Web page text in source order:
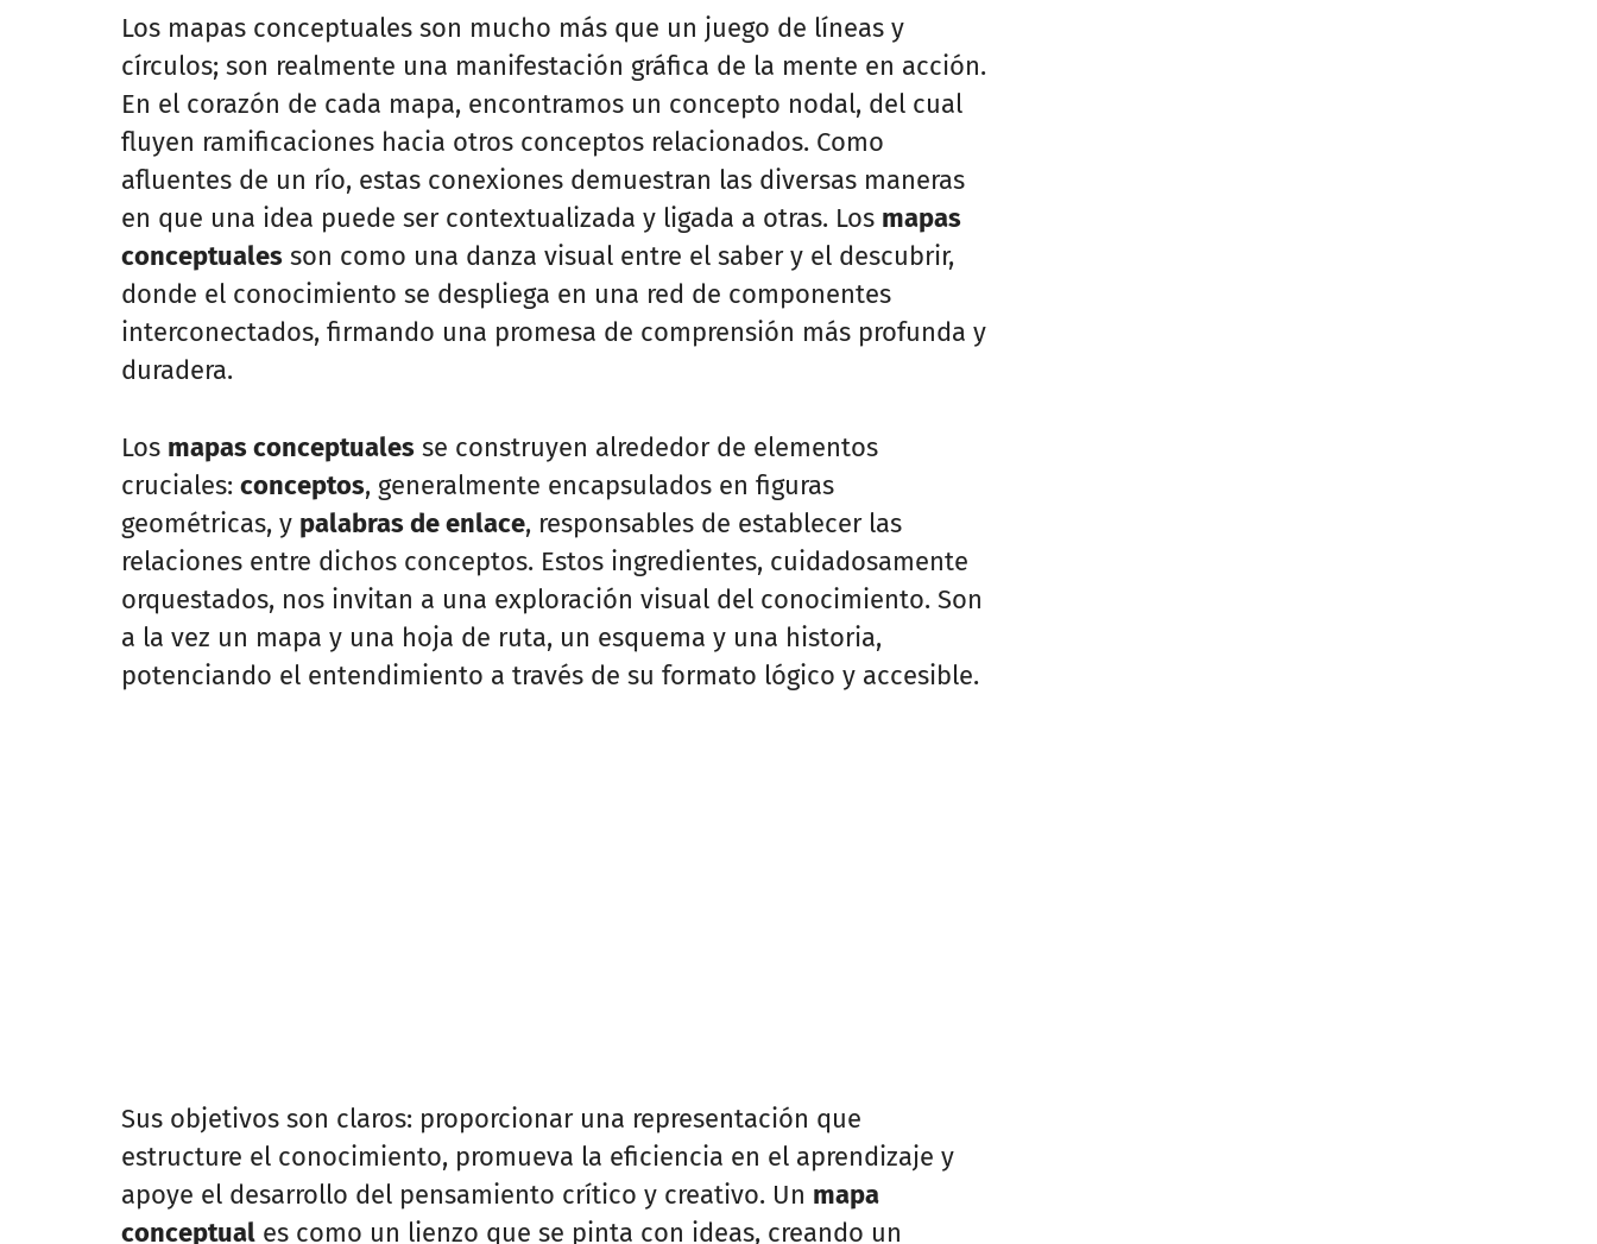
Los mapas conceptuales son mucho más que un juego de líneas y
círculos; son realmente una manifestación gráfica de la mente en acción.
En el corazón de cada mapa, encontramos un concepto nodal, del cual
fluyen ramificaciones hacia otros conceptos relacionados. Como
afluentes de un río, estas conexiones demuestran las diversas maneras
en que una idea puede ser contextualizada y ligada a otras. Los mapas
conceptuales son como una danza visual entre el saber y el descubrir,
donde el conocimiento se despliega en una red de componentes
interconectados, firmando una promesa de comprensión más profunda y
duradera.
Los mapas conceptuales se construyen alrededor de elementos
cruciales: conceptos, generalmente encapsulados en figuras
geométricas, y palabras de enlace, responsables de establecer las
relaciones entre dichos conceptos. Estos ingredientes, cuidadosamente
orquestados, nos invitan a una exploración visual del conocimiento. Son
a la vez un mapa y una hoja de ruta, un esquema y una historia,
potenciando el entendimiento a través de su formato lógico y accesible.
Sus objetivos son claros: proporcionar una representación que
estructure el conocimiento, promueva la eficiencia en el aprendizaje y
apoye el desarrollo del pensamiento crítico y creativo. Un mapa
conceptual es como un lienzo que se pinta con ideas, creando un